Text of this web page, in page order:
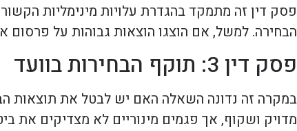
פסק דין זה מתמקד בהגדרת עלויות מינימליות
הבחירה. למשל, אם הוצגו הוצאות גבוהות על פרסום
פסק דין 3: תוקף הבחירות בוועד
במקרה זה נדונה השאלה האם יש לבטל את תוצאות
מדויק ושקוף, אך פגמים מינוריים לא מצדיקים את